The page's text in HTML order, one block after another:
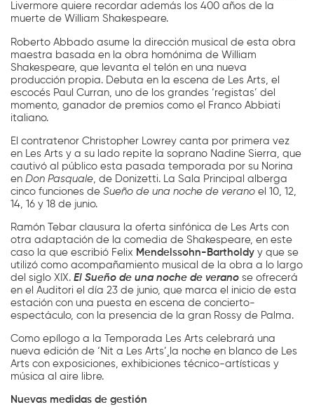
Livermore quiere recordar además los 400 años de la
muerte de William Shakespeare.
Roberto Abbado asume la dirección musical de esta obra
maestra basada en la obra homónima de William
Shakespeare, que levanta el telón en una nueva
producción propia. Debuta en la escena de Les Arts, el
escocés Paul Curran, uno de los grandes ‘registas’ del
momento, ganador de premios como el Franco Abbiati
italiano.
El contratenor Christopher Lowrey canta por primera vez
en Les Arts y a su lado repite la soprano Nadine Sierra, que
cautivó al público esta pasada temporada por su Norina
enDon Pasquale , de Donizetti. La Sala Principal alberga
cinco funciones deSueño de una noche de verano el 10, 12,
14, 16 y 18 de junio.
Ramón Tebar clausura la oferta sinfónica de Les Arts con
otra adaptación de la comedia de Shakespeare, en este
caso la que escribió Felix Mendelssohn-Bartholdy y que se
utilizó como acompañamiento musical de la obra a lo largo
del siglo XIX.El Sueño de una noche de verano se ofrecerá
en el Auditori el día 23 de junio, que marca el inicio de esta
estación con una puesta en escena de concierto-
espectáculo, con la presencia de la gran Rossy de Palma.
Como epílogo a la Temporada Les Arts celebrará una
nueva edición de ‘Nit a Les Arts’¸la noche en blanco de Les
Arts con exposiciones, exhibiciones técnico-artísticas y
música al aire libre.
Nuevas medidas de gestión